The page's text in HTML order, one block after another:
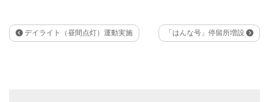
デイライト（昼間点灯）運動実施 「はんな号」停留所増設